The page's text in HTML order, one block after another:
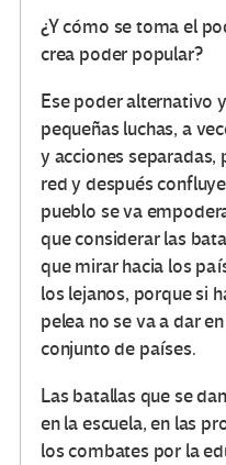
¿Y cómo se toma el
crea poder popular?
Ese poder alternativo
pequeñas luchas, a
y acciones separadas,
red y después
pueblo se va
que considerar las
que mirar hacia los
los lejanos, porque si
pelea no se va a dar
conjunto de países.
Las batallas que se
en la escuela, en las
los combates por la